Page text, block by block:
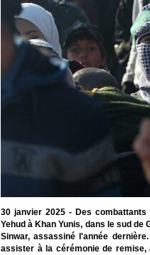
30 janvier 2025 - Des
Yehud à Khan Yunis, dans le sud
Sinwar, assassiné l'année
assister à la cérémonie de